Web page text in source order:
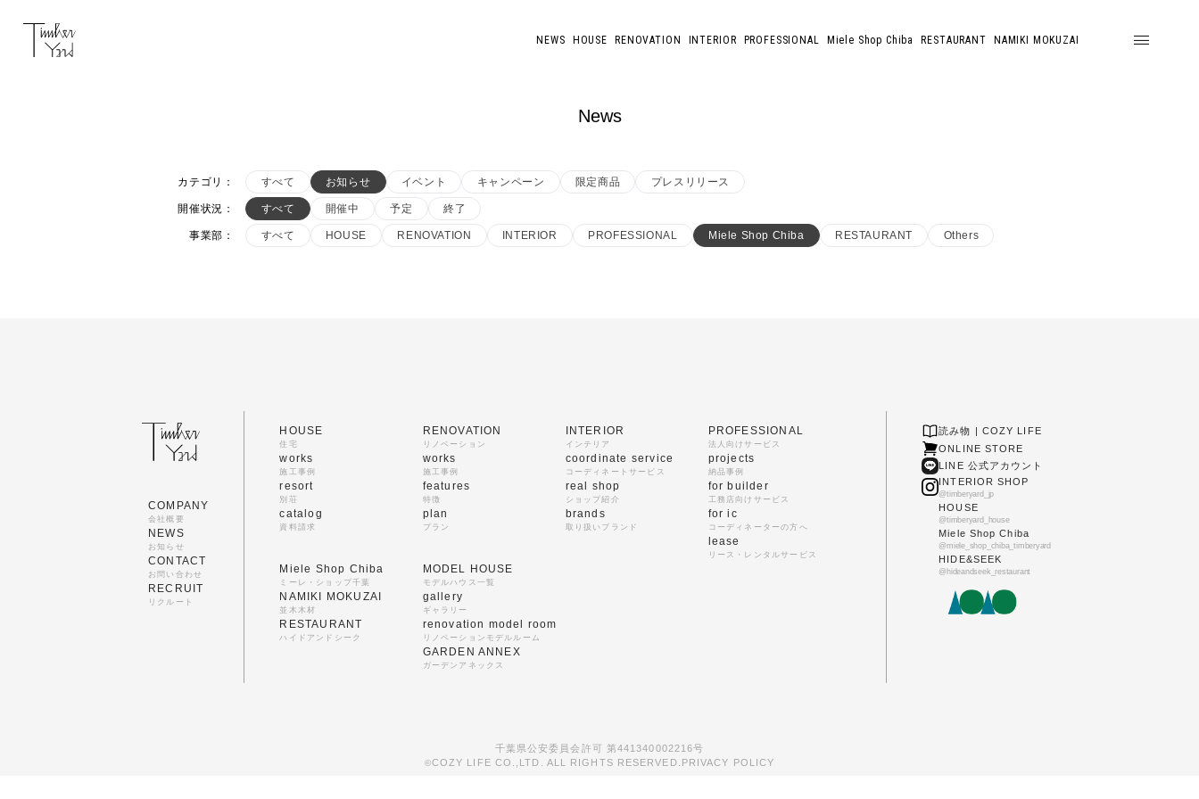
NEWS HOUSE RENOVATION INTERIOR PROFESSIONAL Miele Shop Chiba RESTAURANT NAMIKI MOKUZAI
News
カテゴリ ： すべて お知らせ イベント キャンペーン 限定商品 プレスリリース
開催状況 ： すべて 開催中 予定 終了
事業部 ： すべて HOUSE RENOVATION INTERIOR PROFESSIONAL Miele Shop Chiba RESTAURANT Others
COMPANY
会社概要
NEWS
お知らせ
CONTACT
お問い合わせ
RECRUIT
リクルート
HOUSE
住宅
works
施工事例
resort
別荘
catalog
資料請求
RENOVATION
リノベーション
works
施工事例
features
特徴
plan
プラン
INTERIOR
インテリア
coordinate service
コーディネートサービス
real shop
ショップ紹介
brands
取り扱いブランド
PROFESSIONAL
法人向けサービス
projects
納品事例
for builder
工務店向けサービス
for ic
コーディネーターの方へ
lease
リース・レンタルサービス
Miele Shop Chiba
ミーレ・ショップ千葉
NAMIKI MOKUZAI
並木木材
RESTAURANT
ハイドアンドシーク
MODEL HOUSE
モデルハウス一覧
gallery
ギャラリー
renovation model room
リノベーションモデルルーム
GARDEN ANNEX
ガーデンアネックス
読み物 | COZY LIFE
ONLINE STORE
LINE 公式アカウント
INTERIOR SHOP
@timberyard_jp
HOUSE
@timberyard_house
Miele Shop Chiba
@miele_shop_chiba_timberyard
HIDE&SEEK
@hideandseek_restaurant
千葉県公安委員会許可 第441340002216号
©COZY LIFE CO.,LTD. ALL RIGHTS RESERVED. PRIVACY POLICY